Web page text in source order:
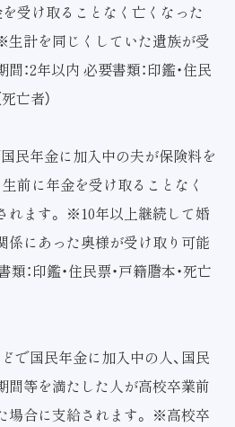
受け取ることなく亡くなった
生計を同じくしていた遺族が受
：2年以内 必要書類：印鑑・住民
亡者）
民年金に加入中の夫が保険料を
前に年金を受け取ることなく
れます。 ※10年以上継続して婚
係にあった奥様が受け取り可能
：印鑑・住民票・戸籍謄本・死亡
で国民年金に加入中の人、国民
間等を満たした人が高校卒業前
場合に支給されます。 ※高校卒